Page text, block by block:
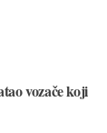
vozače koji